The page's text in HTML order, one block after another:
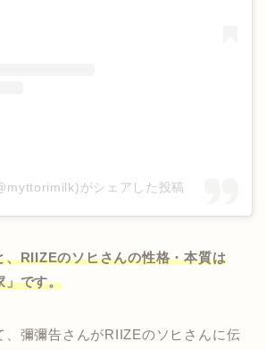
がシェアした投稿
、RIIZEのソヒさんの性格・本質は
」です。
、彌彌告さんがRIIZEのソヒさんに伝